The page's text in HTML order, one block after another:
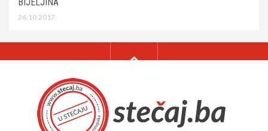
26.10.2017.